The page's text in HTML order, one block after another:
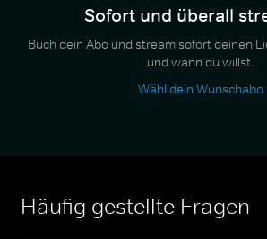
Sofort und überall
Buch dein Abo und stream sofort deinen
und wann du willst.
Wähl dein Wunschabo
Häufig gestellte Fragen